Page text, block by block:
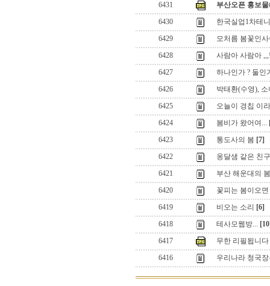
6431
부산오픈 홍보
6430
한국실업1차테
6429
모처름 봄꽃인
6428
사람아 사람아
6427
하나인가 ? 둘인
6426
박태환(수영),
6425
오늘이 경칩 이
6424
봄비가 왔어여...
6423
통도사의 봄 [7]
6422
옹달샘 같은 친구
6421
부산 해운대의
6420
꽃피는 봄이오면
6419
비오는 소리
[6]
6418
테사모웹방...
6417
무한 리필됩니다
6416
우리나라 청국